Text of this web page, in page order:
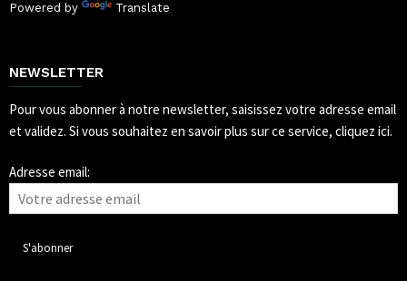
Powered by Translate
NEWSLETTER
Pour vous abonner à notre newsletter, saisissez votre adresse email
et validez. Si vous souhaitez en savoir plus sur ce service, cliquez ici.
Adresse email: